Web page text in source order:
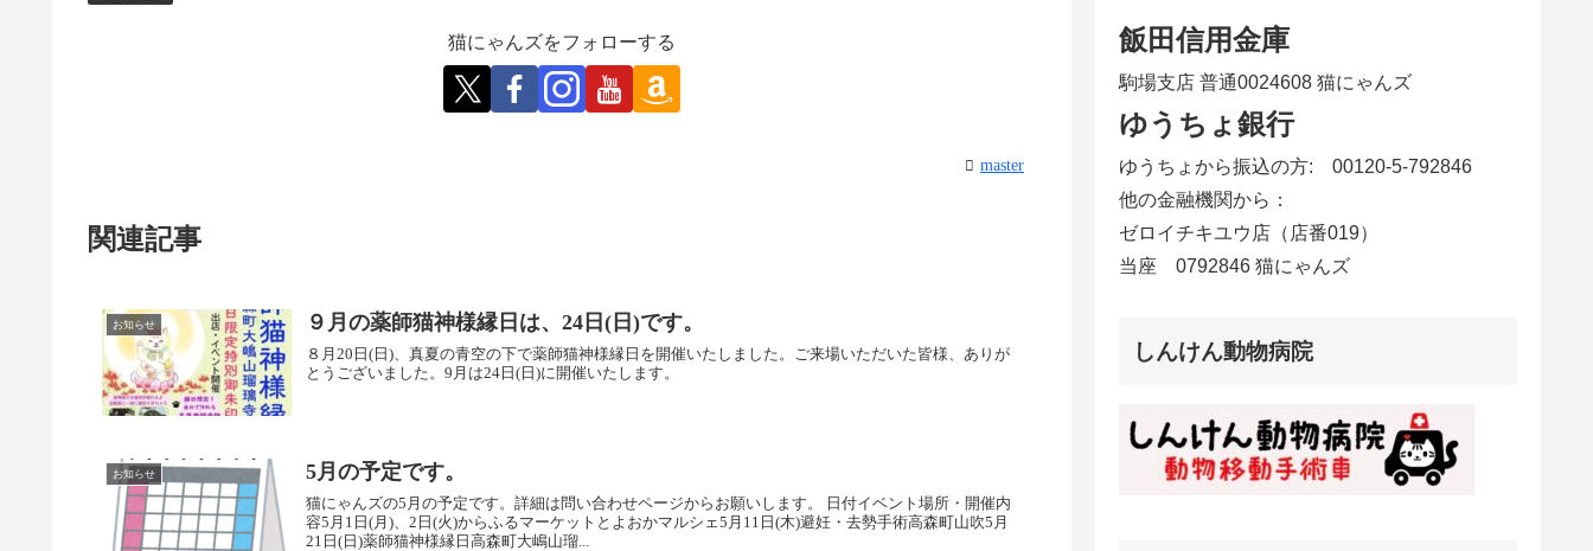
猫にゃんズをフォローする
master
関連記事
お知らせ ９月の薬師猫神様縁日は、24日(日)です。
８月20日(日)、真夏の青空の下で薬師猫神様縁日を開催いたしました。ご来場いただいた皆様、ありが
とうございました。9月は24日(日)に開催いたします。
お知らせ 5月の予定です。
猫にゃんズの5月の予定です。詳細は問い合わせページからお願いします。 日付イベント場所・開催内
容5月1日(月)、2日(火)からふるマーケットとよおかマルシェ5月11日(木)避妊・去勢手術高森町山吹5月
21日(日)薬師猫神様縁日高森町大嶋山瑠...
飯田信用金庫
駒場支店 普通0024608 猫にゃんズ
ゆうちょ銀行
ゆうちょから振込の方: 00120-5-792846
他の金融機関から：
ゼロイチキユウ店（店番019）
当座 0792846 猫にゃんズ
しんけん動物病院